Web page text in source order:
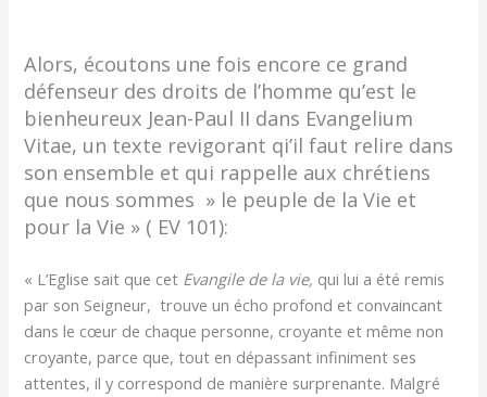
Alors, écoutons une fois encore ce grand
défenseur des droits de l’homme qu’est le
bienheureux Jean-Paul II dans Evangelium
Vitae, un texte revigorant qi’il faut relire dans
son ensemble et qui rappelle aux chrétiens
que nous sommes » le peuple de la Vie et
pour la Vie » ( EV 101):
« L’Eglise sait que cet Evangile de la vie, qui lui a été remis
par son Seigneur, trouve un écho profond et convaincant
dans le cœur de chaque personne, croyante et même non
croyante, parce que, tout en dépassant infiniment ses
attentes, il y correspond de manière surprenante. Malgré